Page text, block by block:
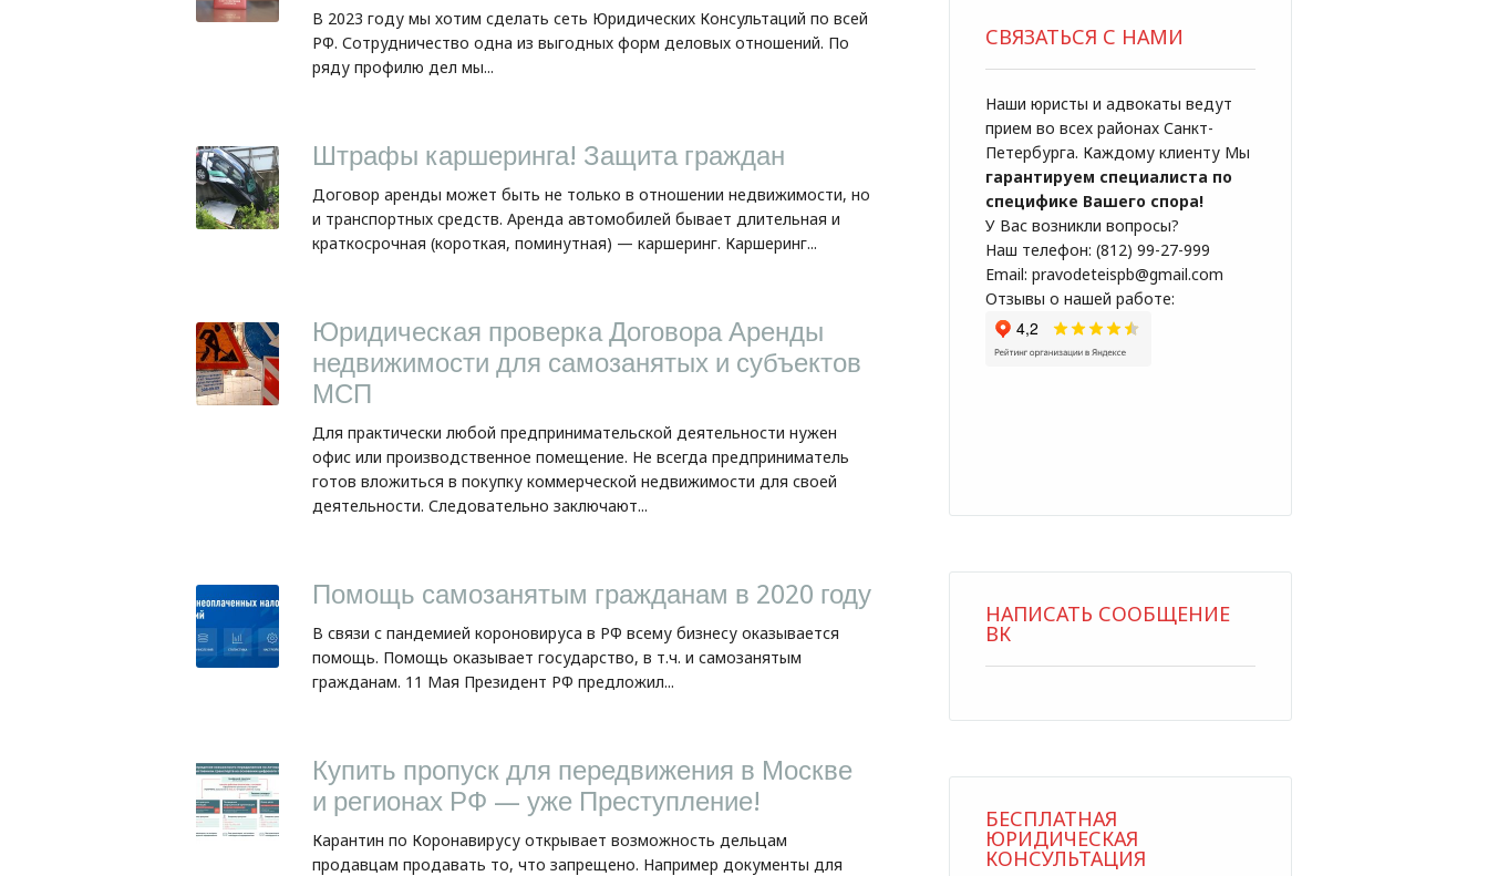
В 2023 году мы хотим сделать сеть Юридических Консультаций по всей
РФ. Сотрудничество одна из выгодных форм деловых отношений. По
ряду профилю дел мы...
Штрафы каршеринга! Защита граждан
Договор аренды может быть не только в отношении недвижимости, но
и транспортных средств. Аренда автомобилей бывает длительная и
краткосрочная (короткая, поминутная) — каршеринг. Каршеринг...
Юридическая проверка Договора Аренды
недвижимости для самозанятых и субъектов
МСП
Для практически любой предпринимательской деятельности нужен
офис или производственное помещение. Не всегда предприниматель
готов вложиться в покупку коммерческой недвижимости для своей
деятельности. Следовательно заключают...
Помощь самозанятым гражданам в 2020 году
В связи с пандемией короновируса в РФ всему бизнесу оказывается
помощь. Помощь оказывает государство, в т.ч. и самозанятым
гражданам. 11 Мая Президент РФ предложил...
Купить пропуск для передвижения в Москве
и регионах РФ — уже Преступление!
Карантин по Коронавирусу открывает возможность дельцам
продавцам продавать то, что запрещено. Например документы для
СВЯЗАТЬСЯ С НАМИ
Наши юристы и адвокаты ведут
прием во всех районах Санкт-
Петербурга. Каждому клиенту Мы
гарантируем специалиста по
специфике Вашего спора!
У Вас возникли вопросы?
Наш телефон: (812) 99-27-999
Email: pravodeteispb@gmail.com
Отзывы о нашей работе:
НАПИСАТЬ СООБЩЕНИЕ
ВК
БЕСПЛАТНАЯ
ЮРИДИЧЕСКАЯ
КОНСУЛЬТАЦИЯ